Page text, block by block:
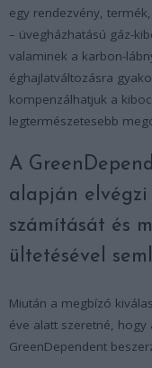
egy rendezvény,
– üvegházhatású gáz-
valaminek a karbon-
éghajlatváltozásra
kompenzálhatjuk a
legtermészetesebb
A
alapján
számítását és
ültetésével
Miután a megbízó
éve alatt szeretné,
GreenDependent